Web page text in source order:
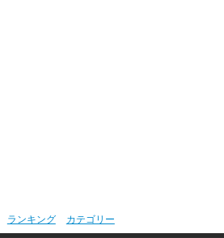
ランキング カテゴリー